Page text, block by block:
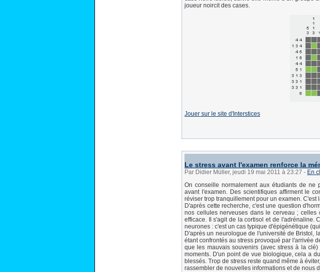
joueur noircit des cases.
Jouer sur le site d'Interstices
Le stress avant l'examen renforce la
Par Didier Müller, jeudi 19 mai 2011 à 23:27 - En
On conseille normalement aux étudiants de
avant l'examen. Des scientifiques affirment le
réviser trop tranquillement pour un examen.
D'après cette recherche, c'est une question
nos cellules nerveuses dans le cerveau ;
efficace. Il s'agit de la cortisol et de l'adrénaline.
neurones : c'est un cas typique d'épigénétique
D'après un neurologue de l'université de Bristol,
étant confrontés au stress provoqué par l'arrivée
que les mauvais souvenirs (avec stress à la
moments. D'un point de vue biologique, cela a
blessés. Trop de stress reste quand même à
rassembler de nouvelles informations et de nous